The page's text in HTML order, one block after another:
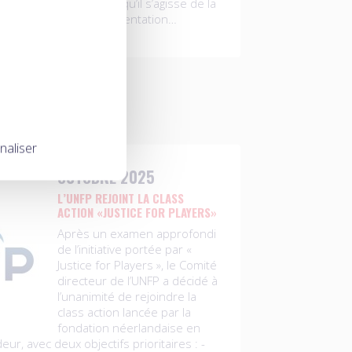
de travail ou de l’orientation…
OCTOBRE 2025
L’UNFP REJOINT LA CLASS
ACTION «JUSTICE FOR PLAYERS»
Après un examen approfondi
de l’initiative portée par «
Justice for Players », le Comité
directeur de l’UNFP a décidé à
l’unanimité de rejoindre la
class action lancée par la
fondation néerlandaise en
avec deux objectifs prioritaires : -